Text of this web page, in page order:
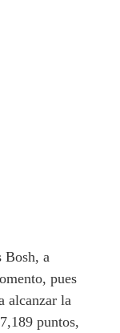
Bosh, a
pues
alcanzar la
puntos,